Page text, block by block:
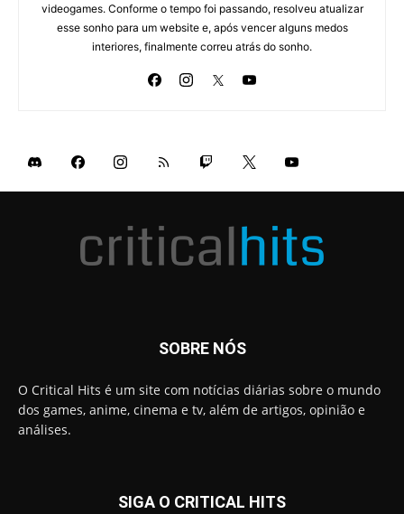
videogames. Conforme o tempo foi passando, resolveu atualizar
esse sonho para um website e, após vencer alguns medos
interiores, finalmente correu atrás do sonho.
SOBRE NÓS
O Critical Hits é um site com notícias diárias sobre o mundo
dos games, anime, cinema e tv, além de artigos, opinião e
análises.
SIGA O CRITICAL HITS